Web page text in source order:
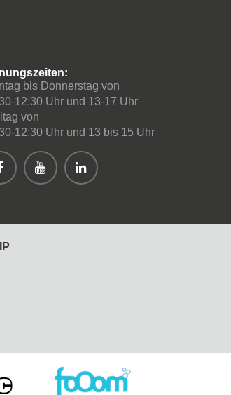
bis Donnerstag von
12:30 Uhr und 13-17 Uhr
von
12:30 Uhr und 13 bis 15 Uhr